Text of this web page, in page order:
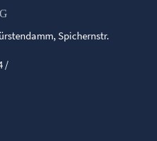
Spichernstr.
/